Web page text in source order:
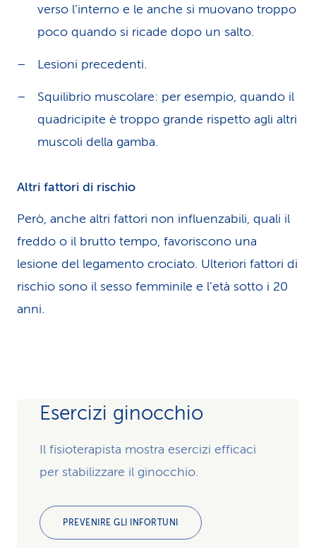
verso l’interno e le anche si muovano troppo
poco quando si ricade dopo un salto.
Lesioni precedenti.
Squilibrio muscolare: per esempio, quando il
quadricipite è troppo grande rispetto agli altri
muscoli della gamba.
Altri fattori di rischio
Però, anche altri fattori non influenzabili, quali il
freddo o il brutto tempo, favoriscono una
lesione del legamento crociato. Ulteriori fattori di
rischio sono il sesso femminile e l’età sotto i 20
anni.
Esercizi ginocchio
Il fisioterapista mostra esercizi efficaci
per stabilizzare il ginocchio.
PREVENIRE GLI INFORTUNI